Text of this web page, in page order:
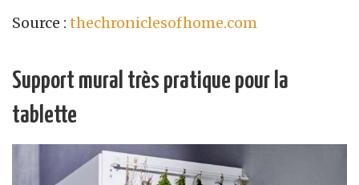
Source : thechroniclesofhome.com
Support mural très pratique pour la
tablette